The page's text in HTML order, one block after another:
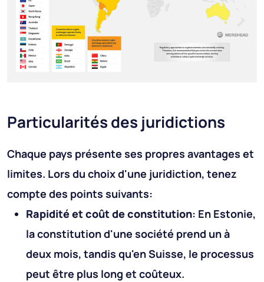
Particularités des juridictions
Chaque pays présente ses propres avantages et
limites. Lors du choix d'une juridiction, tenez
compte des points suivants:
Rapidité et coût de constitution: En Estonie,
la constitution d'une société prend un à
deux mois, tandis qu'en Suisse, le processus
peut être plus long et coûteux.